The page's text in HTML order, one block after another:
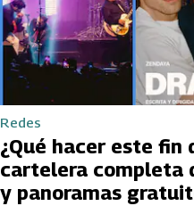
Redes
¿Qué hacer este fin
cartelera completa
y panoramas